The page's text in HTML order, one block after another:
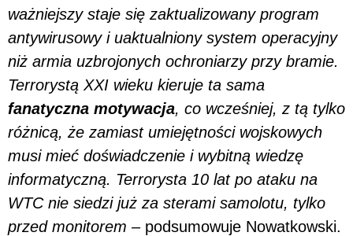
ważniejszy staje się zaktualizowany program
antywirusowy i uaktualniony system operacyjny
niż armia uzbrojonych ochroniarzy przy bramie.
Terrorystą XXI wieku kieruje ta sama
fanatyczna motywacja, co wcześniej, z tą tylko
różnicą, że zamiast umiejętności wojskowych
musi mieć doświadczenie i wybitną wiedzę
informatyczną. Terrorysta 10 lat po ataku na
WTC nie siedzi już za sterami samolotu, tylko
przed monitorem – podsumowuje Nowatkowski.